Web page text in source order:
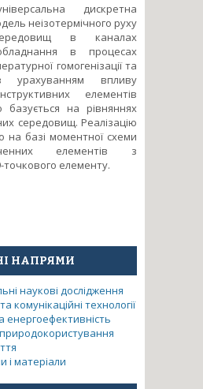
дискретна
неізотермічного руху
в каналах
в процесах
гомогенізації та
урахуванням впливу
елементів
на рівняннях
середовищ. Реалізацію
на базі моментної схеми
елементів з
точкового елементу.
моделі процесів
деформованого
конструктивних
машин при
термосиловому
НАПРЯМИ
наукові дослідження
комунікаційні технології
енергоефективність
і матеріали